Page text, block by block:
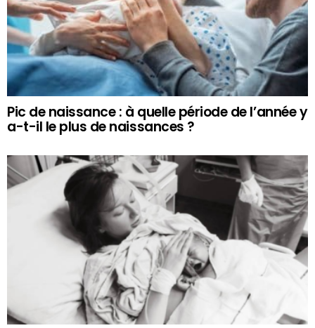
Pic de naissance : à quelle période de l’année y
a-t-il le plus de naissances ?